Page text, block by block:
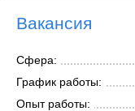
Вакансия
Сфера:
График работы:
Опыт работы: